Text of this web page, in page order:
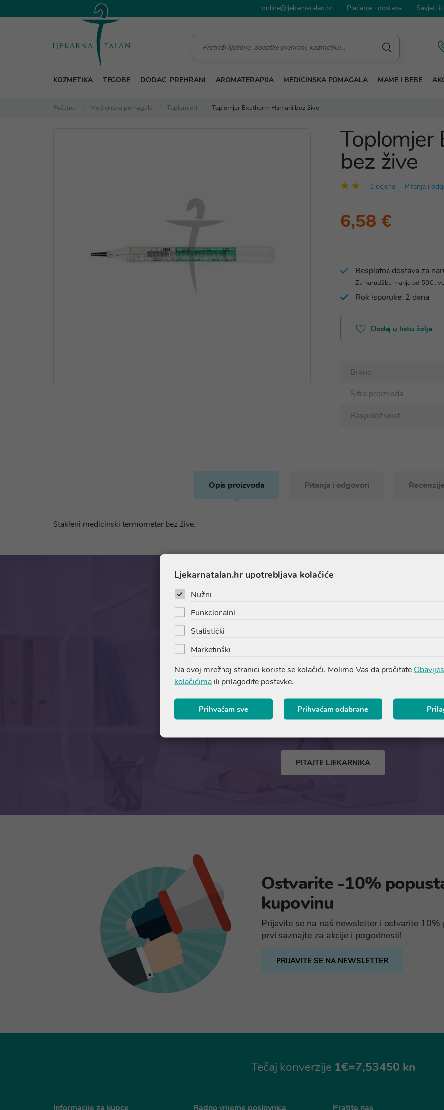
online@ljekarnatalan.hr Plaćanje i dostava Savjeti
KOZMETIKA TEGOBE DODACI PREHRANI AROMATERAPIJA MEDICINSKA POMAGALA MAME I BEBE
Početna Medicinska pomagala Toplomjeri Toplomjer Exatherm Humani bez žive
Toplomjer
bez žive
1 ocjena Pitanja i
6,58 €
Besplatna dostava za
Za narudžbe manje od 50€ :
Rok isporuke: 2 dana
Dodaj u listu želja
Brand
Šifra proizvoda
Raspoloživost
Opis proizvoda Pitanja i odgovori
Stakleni medicinski termometar bez žive.
Pitajte našeg ljekarnika
PITAJTE LJEKARNIKA
Ostvarite -10%
kupovinu
Prijavite se na naš newsletter i ostvarite
prvi saznajte za akcije i pogodnosti!
PRIJAVITE SE NA NEWSLETTER
Tečaj konverzije 1€=7,53450 kn
Informacije za kupce Radno vrijeme poslovnica Pratite nas
Ljekarnatalan.hr upotrebljava kolačiće
Nužni
Funkcionalni
Statistički
Marketinški
Na ovoj mrežnoj stranici koriste se kolačići. Molimo Vas da pročitate
kolačićima ili prilagodite postavke.
Prihvaćam sve Prihvaćam odabrane